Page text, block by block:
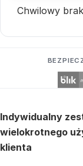
Chwilowy
Indywidualny
wielokrotnego
klienta